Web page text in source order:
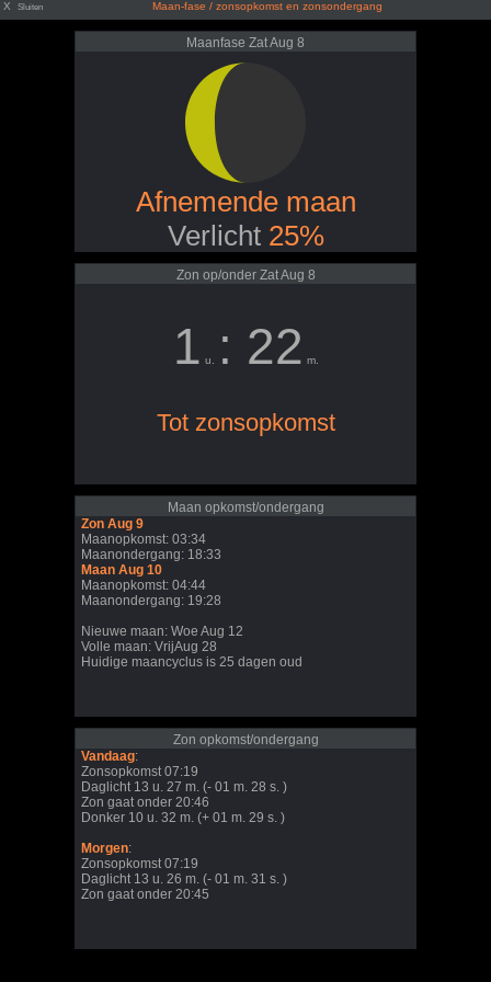
X Sluiten Maan-fase / zonsopkomst en zonsondergang
Maanfase Zat Aug 8
Afnemende maan
Verlicht 25%
Zon op/onder Zat Aug 8
1 u. : 22 m.
Tot zonsopkomst
Maan opkomst/ondergang
Zon Aug 9
Maanopkomst: 03:34
Maanondergang: 18:33
Maan Aug 10
Maanopkomst: 04:44
Maanondergang: 19:28
Nieuwe maan: Woe Aug 12
Volle maan: VrijAug 28
Huidige maancyclus is 25 dagen oud
Zon opkomst/ondergang
Vandaag:
Zonsopkomst 07:19
Daglicht 13 u. 27 m. (- 01 m. 28 s. )
Zon gaat onder 20:46
Donker 10 u. 32 m. (+ 01 m. 29 s. )
Morgen:
Zonsopkomst 07:19
Daglicht 13 u. 26 m. (- 01 m. 31 s. )
Zon gaat onder 20:45